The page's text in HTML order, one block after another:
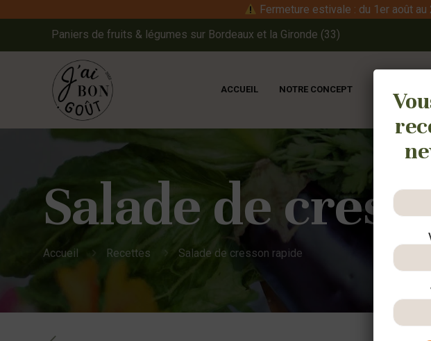
Fermeture estivale : du 1er août
Paniers de fruits & légumes sur Bordeaux et la Gironde (33)
ACCUEIL NOTRE CONCEPT
Salade de
Accueil Recettes Salade de cresson rapide